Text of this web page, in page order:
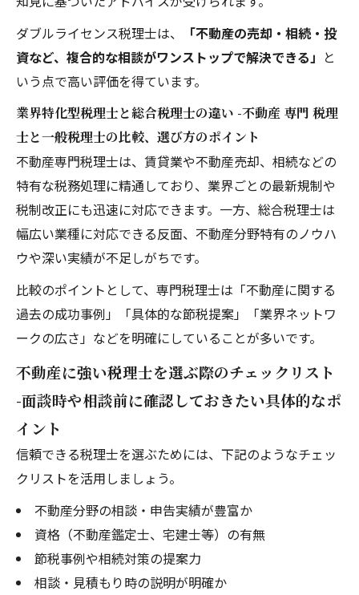
ダブルライセンス税理士は、
「不動産の売却・相続・投
資など、複合的な相談がワンストップで解決できる」 と
いう点で高い評価を得ています。
業界特化型税理士と総合税理士の違い -不動産 専門 税理
士と一般税理士の比較、選び方のポイント
不動産専門税理士は、賃貸業や不動産売却、相続などの
特有な税務処理に精通しており、業界ごとの最新規制や
税制改正にも迅速に対応できます。一方、総合税理士は
幅広い業種に対応できる反面、不動産分野特有のノウハ
ウや深い実績が不足しがちです。
比較のポイントとして、専門税理士は「不動産に関する
過去の成功事例」「具体的な節税提案」「業界ネットワ
ークの広さ」などを明確にしていることが多いです。
不動産に強い税理士を選ぶ際のチェックリスト
-面談時や相談前に確認しておきたい具体的なポ
イント
信頼できる税理士を選ぶためには、下記のようなチェッ
クリストを活用しましょう。
不動産分野の相談・申告実績が豊富か
資格（不動産鑑定士、宅建士等）の有無
節税事例や相続対策の提案力
相談・見積もり時の説明が明確か